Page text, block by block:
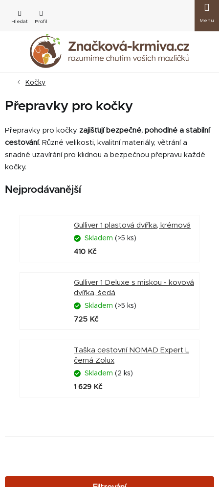
obsah
košík
Kočky
Přepravky pro kočky
Přepravky pro kočky zajišťují bezpečné, pohodlné a stabilní
cestování. Různé velikosti, kvalitní materiály, větrání a
snadné uzavírání pro klidnou a bezpečnou přepravu každé
kočky.
Nejprodávanější
Gulliver 1 plastová dvířka, krémová
Skladem (>5 ks)
410 Kč
Gulliver 1 Deluxe s miskou - kovová
dvířka, šedá
Skladem (>5 ks)
725 Kč
Taška cestovní NOMAD Expert L
černá Zolux
Skladem (2 ks)
1 629 Kč